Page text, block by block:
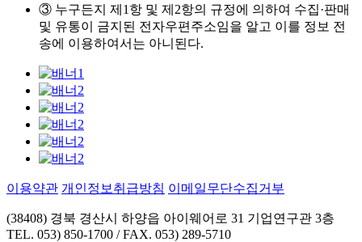
③ 누구든지 제1항 및 제2항의 규정에 의하여 수집·판매
및 유통이 금지된 전자우편주소임을 알고 이를 정보 전
송에 이용하여서는 아니된다.
이용약관 개인정보취급방침 이메일무단수집거부
(38408) 경북 경산시 하양읍 아이웨어로 31 기업연구관 3층
TEL. 053) 850-1700 / FAX. 053) 289-5710